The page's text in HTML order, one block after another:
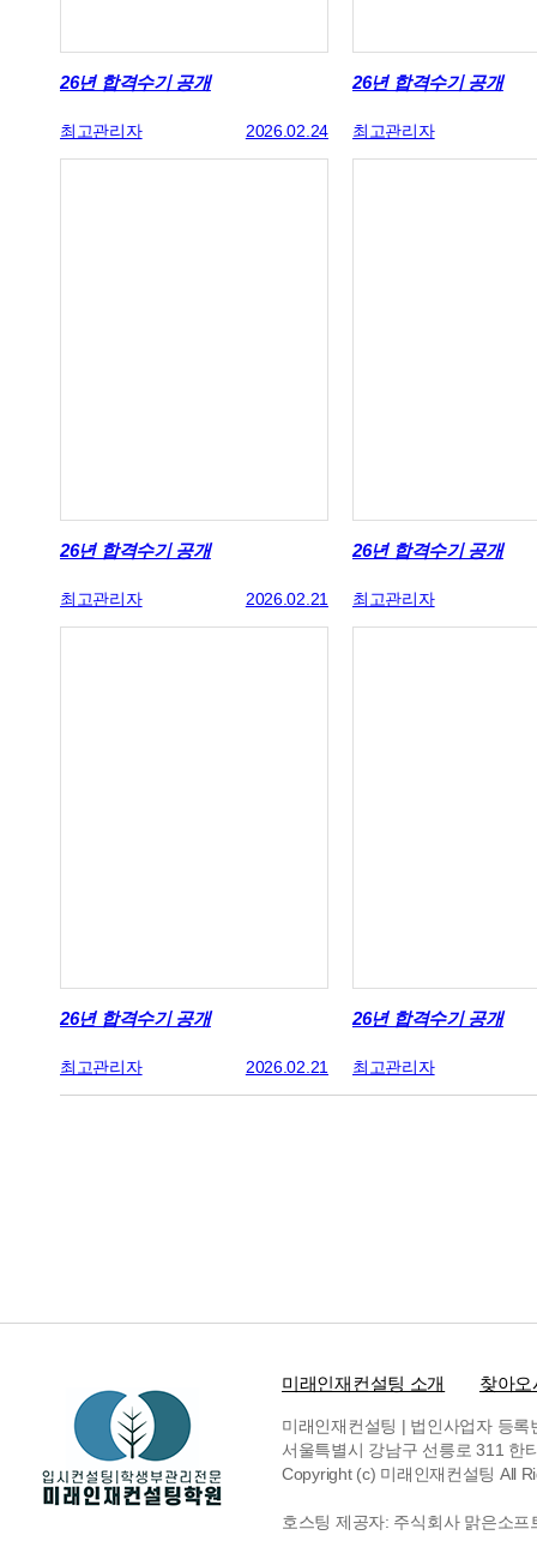
26년 합격수기 공개
최고관리자 2026.02.24
26년 합격수기 공개
최고관리자
26년 합격수기 공개
최고관리자 2026.02.21
26년 합격수기 공개
최고관리자
26년 합격수기 공개
최고관리자 2026.02.21
26년 합격수기 공개
최고관리자
미래인재컨설팅 소개 찾아
미래인재컨설팅 | 법인사업자 등
서울특별시 강남구 선릉로 311 한
Copyright (c) 미래인재컨설팅 All
호스팅 제공자: 주식회사 맑은소